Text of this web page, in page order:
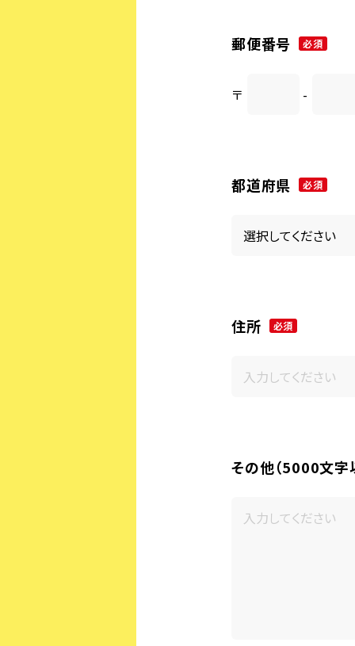
郵便番号 必須
〒 -
都道府県 必須
住所 必須
その他（5000文字